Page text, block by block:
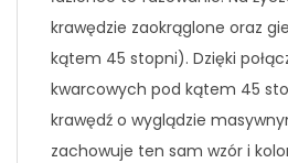
krawędzie zaokrąglone oraz
kątem 45 stopni). Dzięki
kwarcowych pod kątem 45
krawędź o wyglądzie
zachowuje ten sam wzór i